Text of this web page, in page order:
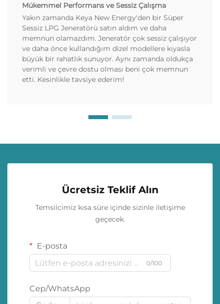
Mükemmel Performans ve Sessiz Çalışma
Yakın zamanda Keya New Energy'den bir Süper
Sessiz LPG Jeneratörü satın aldım ve daha
memnun olamazdım. Jeneratör çok sessiz çalışıyor
ve daha önce kullandığım dizel modellere kıyasla
büyük bir rahatlık sunuyor. Aynı zamanda oldukça
verimli ve çevre dostu olması beni çok memnun
etti. Kesinlikle tavsiye ederim!
Ücretsiz Teklif Alın
Temsilcimiz kısa süre içinde sizinle iletişime
geçecek.
E-posta
0/100
Cep/WhatsApp